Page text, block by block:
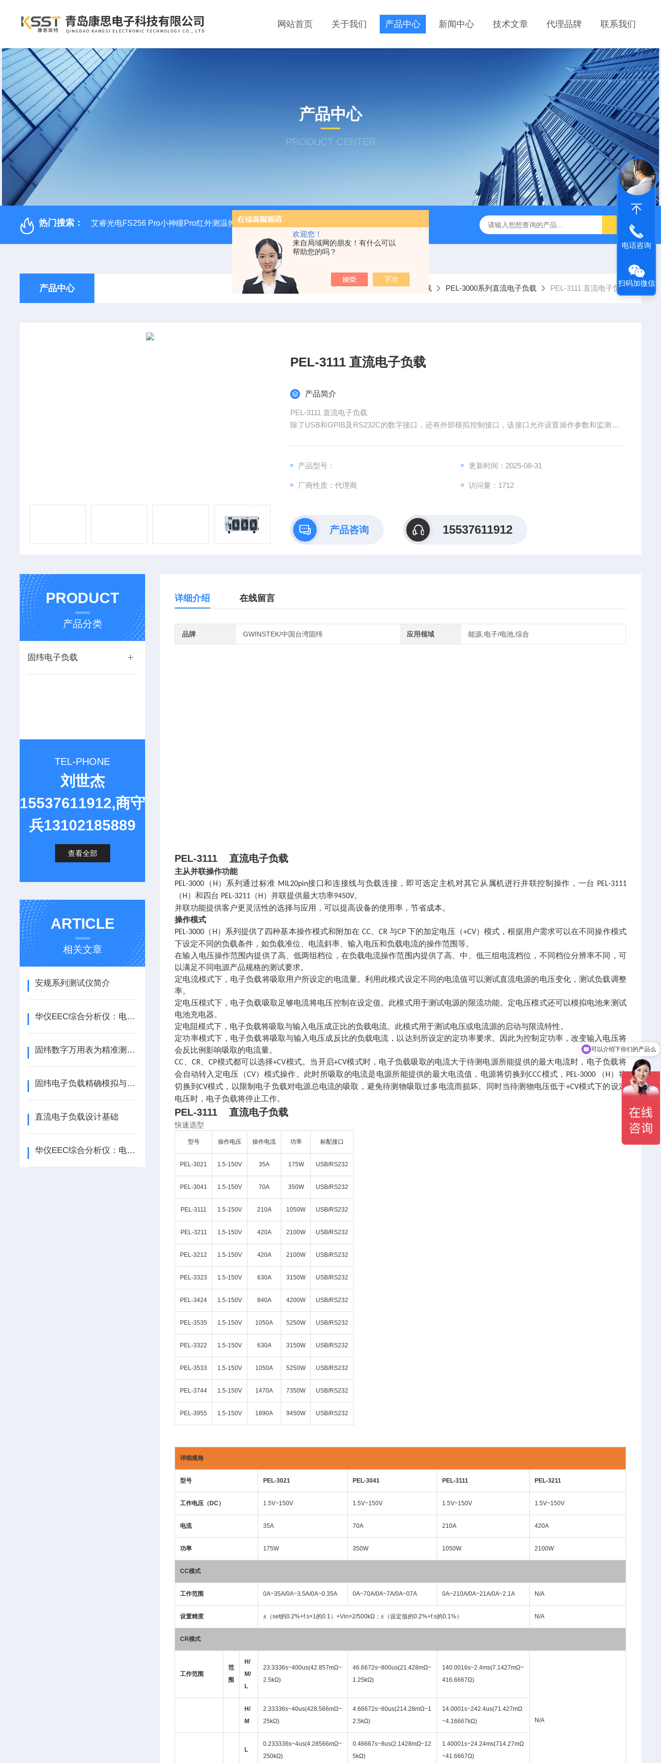
欢迎您！
来自局域网的朋友！有什么可以
帮助您的吗？
网站首页 关于我们 产品中心 新闻中心 技术文章 代理品牌 联系我们
产品中心
PRODUCT CENTER
热门搜索： 艾睿光电FS256 Pro小神瞳Pro红外测温热像仪 固纬 AFG-2225 双通道任意波信号发生器 APS-7050E 交流电源 固纬 GSP-730 频谱分析仪 艾睿光电
产品中心 当前位置： 产品中心 固纬电子负载 PEL-3000系列直流电子负载 PEL-3111 直流电子负载
PEL-3111 直流电子负载
产品简介
PEL-3111 直流电子负载
除了USB和GPIB及RS232C的数字接口，还有外部模拟控制接口，该接口允许设置操作参数和监测PE
5KW。
产品型号： 更新时间：2025-08-31
厂商性质：代理商 访问量：1712
产品咨询 15537611912
PRODUCT
产品分类
固纬电子负载
TEL-PHONE
刘世杰
15537611912,商守
兵13102185889
查看全部
ARTICLE
相关文章
安规系列测试仪简介
华仪EEC综合分析仪：电力系统的全能守护者
固纬数字万用表为精准测量与故障排查助力
固纬电子负载精确模拟与测试电子设备
直流电子负载设计基础
华仪EEC综合分析仪：电力系统“全科医生”，一站式诊断运行隐患
详细介绍 在线留言
品牌 GWINSTEK/中国台湾固纬 应用领域 能源,电子/电池,综合
PEL-3111 直流电子负载
主从并联操作功能
PEL-3000 （ H ）系列通过标准 MIL20pin接口和连接线与负载连接，即可选定主机对其它从属机进行并联控制操作，一台 PEL-3111
（ H ）和四台 PEL-3211 （ H ）并联提供最大功率9450V。
并联功能提供客户更灵活性的选择与应用，可以提高设备的使用率，节省成本。
操作模式
PEL-3000 （ H ）系列提供了四种基本操作模式和附加在 CC CR 与CP 下的加定电压（+CV）模式，根据用户需求可以在不同操作模式
下设定不同的负载条件，如负载准位、电流斜率、输入电压和负载电流的操作范围等。
在输入电压操作范围内提供了高、低两组档位，在负载电流操作范围内提供了高、中、低三组电流档位，不同档位分辨率不同，可
以满足不同电源产品规格的测试要求。
定电流模式下，电子负载将吸取用户所设定的电流量。利用此模式设定不同的电流值可以测试直流电源的电压变化，测试负载调整
率。
定电压模式下，电子负载吸取足够电流将电压控制在设定值。此模式用于测试电源的限流功能。定电压模式还可以模拟电池来测试
电池充电器。
定电阻模式下，电子负载将吸取与输入电压成正比的负载电流。此模式用于测试电压或电流源的启动与限流特性。
定功率模式下，电子负载将吸取与输入电压成反比的负载电流，以达到所设定的定功率要求。因此为控制定功率，改变输入电压将
会反比例影响吸取的电流量。
CC CR 、CP模式都可以选择+CV模式。当开启+CV模式时，电子负载吸取的电流大于待测电源所能提供的最大电流时，电子负载将
会自动转入定电压（CV）模式操作。此时所吸取的电流是电源所能提供的最大电流值，电源将切换到CCC模式， PEL-3000 （ H ）将
切换到 CV模式，以限制电子负载对电源总电流的吸取，避免待测物吸取过多电流而损坏。同时当待测物电压低于+CV模式下的设定
电压时，电子负载将停止工作。
PEL-3111 直流电子负载
快速选型
型号 操作电压 操作电流 功率 标配接口
PEL-3021 1.5-150V 35A 175W USB/RS232
PEL-3041 1.5-150V 70A 350W USB/RS232
PEL-3111 1.5-150V 210A 1050W USB/RS232
PEL-3211 1.5-150V 420A 2100W USB/RS232
PEL-3212 1.5-150V 420A 2100W USB/RS232
PEL-3323 1.5-150V 630A 3150W USB/RS232
PEL-3424 1.5-150V 840A 4200W USB/RS232
PEL-3535 1.5-150V 1050A 5250W USB/RS232
PEL-3322 1.5-150V 630A 3150W USB/RS232
PEL-3533 1.5-150V 1050A 5250W USB/RS232
PEL-3744 1.5-150V 1470A 7350W USB/RS232
PEL-3955 1.5-150V 1890A 9450W USB/RS232
详细规格
型号 PEL-3021 PEL-3041 PEL-3111 PEL-3211
工作电压（DC） 1.5V~150V 1.5V~150V 1.5V~150V 1.5V~150V
电流 35A 70A 210A 420A
功率 175W 350W 1050W 2100W
CC模式
工作范围 0A~35A/0A~3.5A/0A~0.35A 0A~70A/0A~7A/0A~07A 0A~210A/0A~21A/0A~2.1A N/A
设置精度 ±（set的0.2%+f.s×1的0.1）+Vin×2/500kΩ；±（设定值的0.2%+f.s的0.1%） N/A
CR模式
工作范围
范
围
H/
M/
L
23.3336s~400us(42.857mΩ~
2.5kΩ)
46.6672s~800us(21.428mΩ~
1.25kΩ)
140.0016s~2.4ms(7.1427mΩ~
416.6667Ω)
N/A
H/
M
2.33336s~40us(428.566mΩ~
25kΩ)
4.66672s~80us(214.28mΩ~1
2.5kΩ)
14.0001s~242.4us(71.427mΩ
~4.16667kΩ)
L
0.233336s~4us(4.28566mΩ~
250kΩ)
0.46667s~8us(2.1428mΩ~12
5kΩ)
1.40001s~24.24ms(714.27mΩ
~41.6667Ω)
电话咨询
扫码加微信
可以介绍下你们的产品么
你们是怎么收费的呢